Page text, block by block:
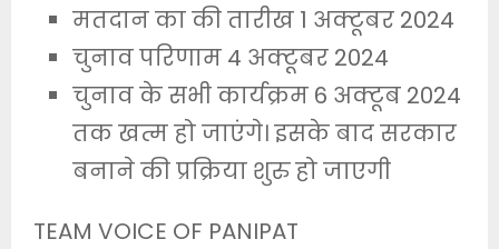
मतदान का की तारीख 1 अक्टूबर 2024
चुनाव परिणाम 4 अक्टूबर 2024
चुनाव के सभी कार्यक्रम 6 अक्टूब 2024
तक खत्म हो जाएंगे। इसके बाद सरकार
बनाने की प्रक्रिया शुरु हो जाएगी
TEAM VOICE OF PANIPAT